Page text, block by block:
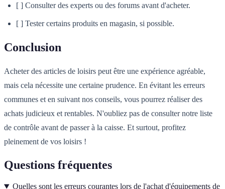
[ ] Consulter des experts ou des forums avant d'acheter.
[ ] Tester certains produits en magasin, si possible.
Conclusion
Acheter des articles de loisirs peut être une expérience agréable,
mais cela nécessite une certaine prudence. En évitant les erreurs
communes et en suivant nos conseils, vous pourrez réaliser des
achats judicieux et rentables. N'oubliez pas de consulter notre liste
de contrôle avant de passer à la caisse. Et surtout, profitez
pleinement de vos loisirs !
Questions fréquentes
Quelles sont les erreurs courantes lors de l'achat d'équipements de